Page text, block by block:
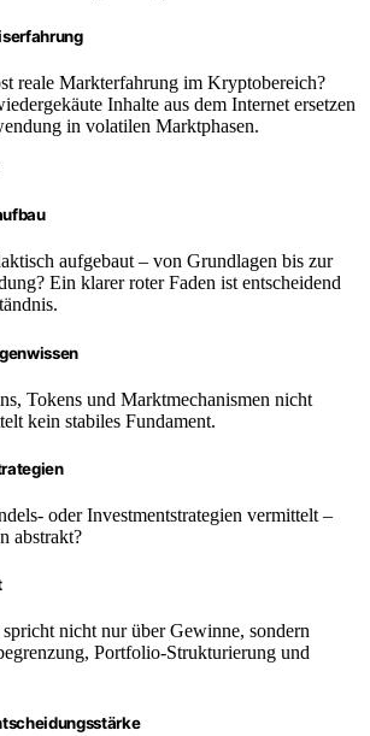
reale Markterfahrung im Kryptobereich?
Inhalte aus dem Internet ersetzen
in volatilen Marktphasen.
aufgebaut – von Grundlagen bis zur
Ein klarer roter Faden ist entscheidend
Tokens und Marktmechanismen nicht
kein stabiles Fundament.
oder Investmentstrategien vermittelt –
abstrakt?
nicht nur über Gewinne, sondern
Portfolio-Strukturierung und